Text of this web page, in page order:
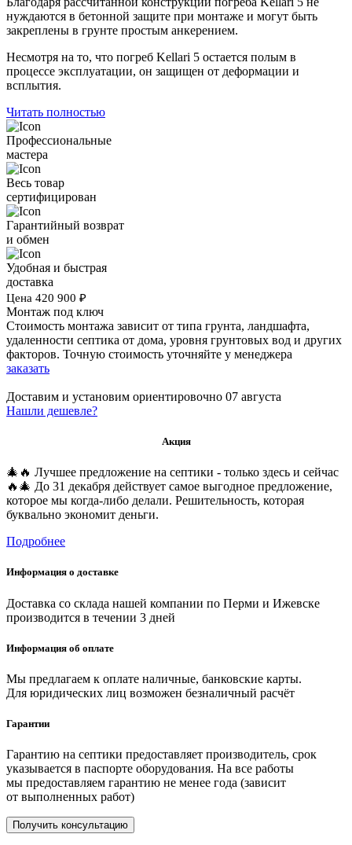
нуждаются в бетонной защите при монтаже и могут быть
закреплены в грунте простым анкерением.
Несмотря на то, что погреб Kellari 5 остается полым в
процессе эксплуатации, он защищен от деформации и
всплытия.
Читать полностью
Профессиональные
мастера
Весь товар
сертифицирован
Гарантийный возврат
и обмен
Удобная и быстрая
доставка
Цена 420 900 ₽
Монтаж под ключ
Стоимость монтажа зависит от типа грунта, ландшафта,
удаленности септика от дома, уровня грунтовых вод и других
факторов. Точную стоимость уточняйте у менеджера
заказать
Доставим и установим ориентировочно 07 августа
Нашли дешевле?
Акция
🎄🔥 Лучшее предложение на септики - только здесь и сейчас
🔥🎄 До 31 декабря действует самое выгодное предложение,
которое мы когда-либо делали. Решительность, которая
буквально экономит деньги.
Подробнее
Информация о доставке
Доставка со склада нашей компании по Перми и Ижевске
производится в течении 3 дней
Информация об оплате
Мы предлагаем к оплате наличные, банковские карты.
Для юридических лиц возможен безналичный расчёт
Гарантии
Гарантию на септики предоставляет производитель, срок
указывается в паспорте оборудования. На все работы
мы предоставляем гарантию не менее года (зависит
от выполненных работ)
Получить консультацию